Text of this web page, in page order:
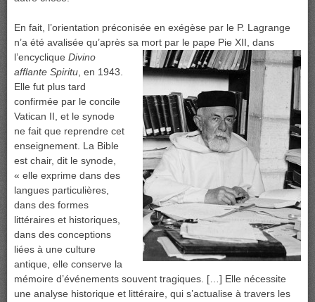
En fait, l’orientation préconisée en exégèse par le P. Lagrange
n’a été avalisée qu’après sa mort par le pape Pie XII, dans
l’encyclique Divino
afflante Spiritu , en 1943.
Elle fut plus tard
confirmée par le concile
Vatican II, et le synode
ne fait que reprendre cet
enseignement. La Bible
est chair, dit le synode,
« elle exprime dans des
langues particulières,
dans des formes
littéraires et historiques,
dans des conceptions
liées à une culture
antique, elle conserve la
mémoire d’événements souvent tragiques. […] Elle nécessite
une analyse historique et littéraire, qui s’actualise à travers les